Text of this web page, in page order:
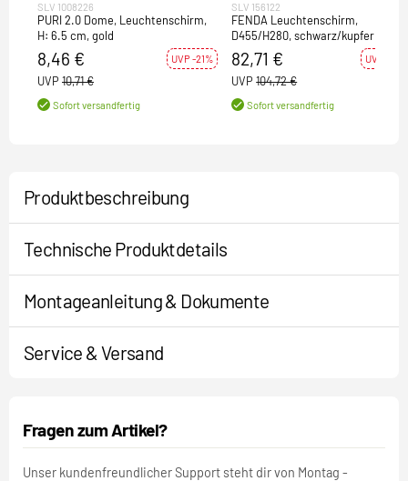
SLV 1008226
PURI 2.0 Dome, Leuchtenschirm,
H: 6.5 cm, gold
8,46 € UVP -21%
UVP 10,71 €
Sofort versandfertig
SLV 156122
FENDA Leuchtenschirm,
D455/H280, schwarz/kupfer
82,71 € UVP -21%
UVP 104,72 €
Sofort versandfertig
Produktbeschreibung
Technische Produktdetails
Montageanleitung & Dokumente
Service & Versand
Fragen zum Artikel?
Unser kundenfreundlicher Support steht dir von Montag -